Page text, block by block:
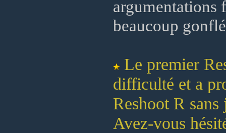
argumentations
beaucoup
Le premier
difficulté et a
Reshoot R
Avez-vous